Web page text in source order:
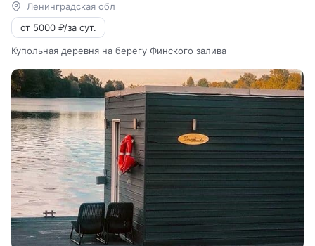
Ленинградская обл
от 5000 ₽/за сут.
Купольная деревня на берегу Финского залива